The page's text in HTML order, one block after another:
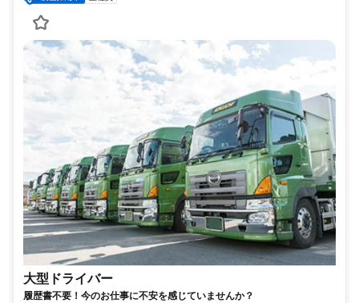
大型ドライバー
履歴書不要！今のお仕事に不安を感じていませんか？